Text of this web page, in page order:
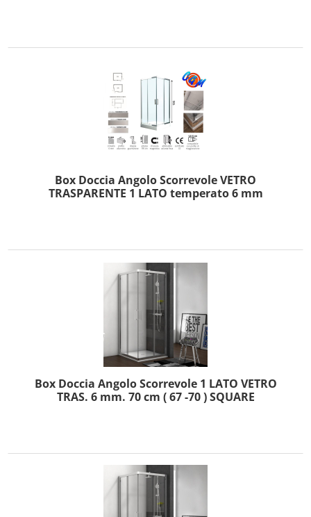
Box Doccia Angolo Scorrevole VETRO
TRASPARENTE 1 LATO temperato 6 mm
Box Doccia Angolo Scorrevole 1 LATO VETRO
TRAS. 6 mm. 70 cm ( 67 -70 ) SQUARE